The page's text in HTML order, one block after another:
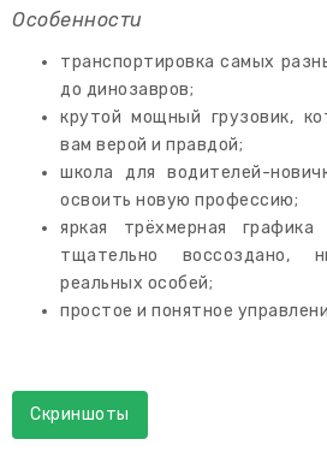
Особенности
транспортировка самых
до динозавров;
крутой мощный грузовик,
вам верой и правдой;
школа для водителей-
освоить новую профессию;
яркая трёхмерная
тщательно воссоздано,
реальных особей;
простое и понятное
Скриншоты